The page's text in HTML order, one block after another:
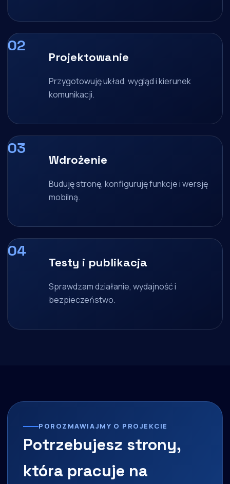
Projektowanie
Przygotowuję układ, wygląd i kierunek
komunikacji.
Wdrożenie
Buduję stronę, konfiguruję funkcje i wersję
mobilną.
Testy i publikacja
Sprawdzam działanie, wydajność i
bezpieczeństwo.
POROZMAWIAJMY O PROJEKCIE
Potrzebujesz strony,
która pracuje na